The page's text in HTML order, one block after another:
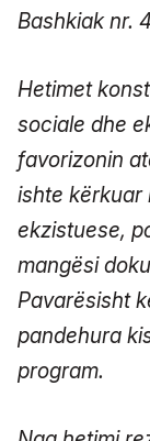
Bashkiak nr.
Hetimet
sociale dhe
favorizonin
ishte kërkuar
ekzistuese,
mangësi
Pavarësisht
pandehura
program.